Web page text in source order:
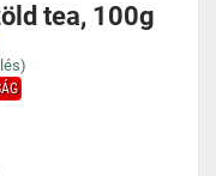
tea, 100g